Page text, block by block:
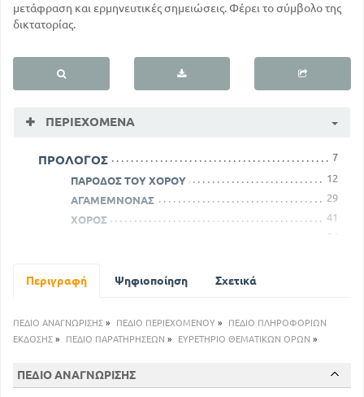
μετάφραση και ερμηνευτικές σημειώσεις. Φέρει το σύμβολο της
δικτατορίας.
ΠΕΡΙΕΧΌΜΕΝΑ
ΠΡΟΛΟΓΟΣ 7
ΠΑΡΟΔΟΣ ΤΟΥ ΧΟΡΟΥ
12
ΑΓΑΜΕΜΝΟΝΑΣ
29
ΧΟΡΟΣ
41
54
Περιγραφή Ψηφιοποίηση Σχετικά
ΠΕΔΙΟ ΑΝΑΓΝΩΡΙΣΗΣ » ΠΕΔΙΟ ΠΕΡΙΕΧΟΜΕΝΟΥ »
ΠΕΔΙΟ ΠΛΗΡΟΦΟΡΙΩΝ
ΕΚΔΟΣΗΣ » ΠΕΔΙΟ ΠΑΡΑΤΗΡΗΣΕΩΝ » ΕΥΡΕΤΗΡΙΟ ΘΕΜΑΤΙΚΩΝ ΟΡΩΝ »
ΠΕΔΙΟ ΑΝΑΓΝΩΡΙΣΗΣ